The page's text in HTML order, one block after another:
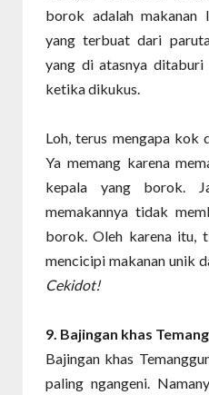
borok adalah makanan
yang terbuat dari
yang di atasnya ditaburi
ketika dikukus.
Loh, terus mengapa kok
Ya memang karena
kepala yang borok.
memakannya tidak
borok. Oleh karena itu,
mencicipi makanan unik
Cekidot!
9. Bajingan khas
Bajingan khas
paling ngangeni.